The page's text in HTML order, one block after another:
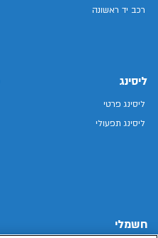
רכב יד ראשונה
ליסינג
ליסינג פרטי
ליסינג תפעולי
חשמלי